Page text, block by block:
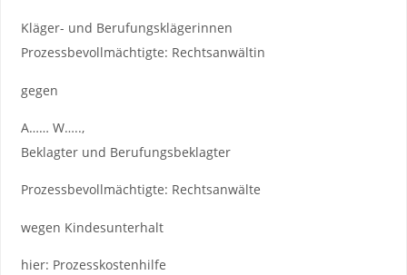
Kläger- und Berufungsklägerinnen
Prozessbevollmächtigte: Rechtsanwältin
gegen
A…… W…..,
Beklagter und Berufungsbeklagter
Prozessbevollmächtigte: Rechtsanwälte
wegen Kindesunterhalt
hier: Prozesskostenhilfe